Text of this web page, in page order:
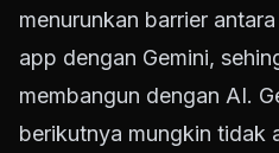
menurunkan barrier
app dengan Gemini,
membangun dengan AI.
berikutnya mungkin tidak